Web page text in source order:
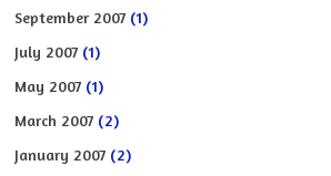
September 2007 (1)
July 2007 (1)
May 2007 (1)
March 2007 (2)
January 2007 (2)